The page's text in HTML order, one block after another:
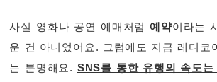
사실 영화나 공연 예매처럼예약이라는
운 건 아니었어요. 그럼에도 지금 레디코
는 분명해요. SNS를 통한 유행의 속도